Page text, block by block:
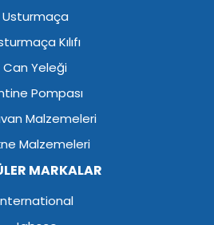
Usturmaça
Kılıfı
Can Yeleği
Pompası
Malzemeleri
Malzemeleri
MARKALAR